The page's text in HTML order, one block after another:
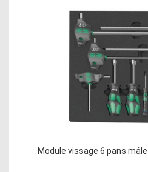
Module vissage 6 pans